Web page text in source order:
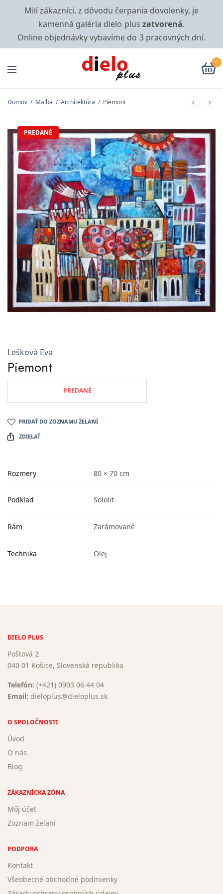
Milí zákazníci, z dôvodu čerpania dovolenky, je
kamenná galéria dielo plus zatvorená.
Online objednávky vybavíme do 3 pracovných dní.
0
Domov / Maľba / Architektúra / Piemont
PREDANÉ
Lešková Eva
Piemont
PREDANÉ
PRIDAŤ DO ZOZNAMU ŽELANÍ
ZDIELAŤ
Rozmery 80 × 70 cm
Podklad Sololit
Rám Zarámované
Technika Olej
DIELO PLUS
Poštová 2
040 01 Košice, Slovenská republika
Telefón: (+421) 0903 06 44 04
Email: dieloplus@dieloplus.sk
O SPOLOČNOSTI
Úvod
O nás
Blog
ZÁKAZNÍCKA ZÓNA
Môj účet
Zoznam želaní
PODPORA
Kontakt
Všeobecné obchodné podmienky